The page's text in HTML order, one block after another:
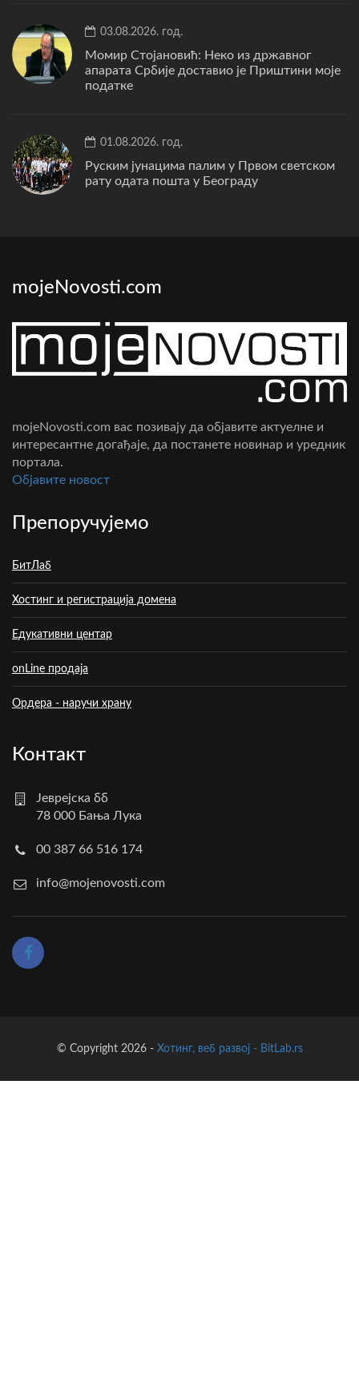
03.08.2026. год.
Момир Стојановић: Неко из државног
апарата Србије доставио је Приштини моје
податке
01.08.2026. год.
Руским јунацима палим у Првом светском
рату одата пошта у Београду
mojeNovosti.com
mojeNovosti.com вас позивају да објавите актуелне и
интересантне догађаје, да постанете новинар и уредник
портала.
Oбјавите новост
Препоручујемо
БитЛаб
Хостинг и регистрација домена
Едукативни центар
onLine продаја
Ордера - наручи храну
Контакт
Јеврејска бб
78 000 Бања Лука
00 387 66 516 174
info@mojenovosti.com
© Copyright 2026 - Хотинг, веб развој - BitLab.rs